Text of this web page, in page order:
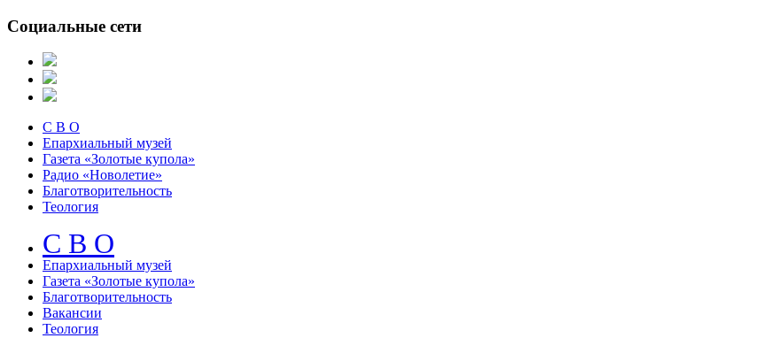
Социальные сети
С В О
Епархиальный музей
Газета «Золотые купола»
Радио «Новолетие»
Благотворительность
Теология
С В О
Епархиальный музeй
Газета «Золотые купола»
Благотворительность
Вакансии
Теология